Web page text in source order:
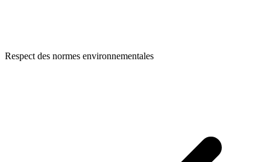
Respect des normes environnementales